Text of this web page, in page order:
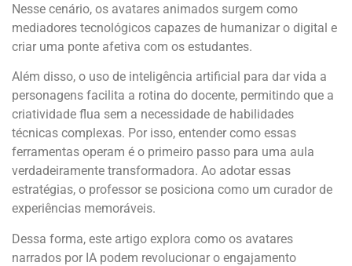
Nesse cenário, os avatares animados surgem como
mediadores tecnológicos capazes de humanizar o digital e
criar uma ponte afetiva com os estudantes.
Além disso, o uso de inteligência artificial para dar vida a
personagens facilita a rotina do docente, permitindo que a
criatividade flua sem a necessidade de habilidades
técnicas complexas. Por isso, entender como essas
ferramentas operam é o primeiro passo para uma aula
verdadeiramente transformadora. Ao adotar essas
estratégias, o professor se posiciona como um curador de
experiências memoráveis.
Dessa forma, este artigo explora como os avatares
narrados por IA podem revolucionar o engajamento